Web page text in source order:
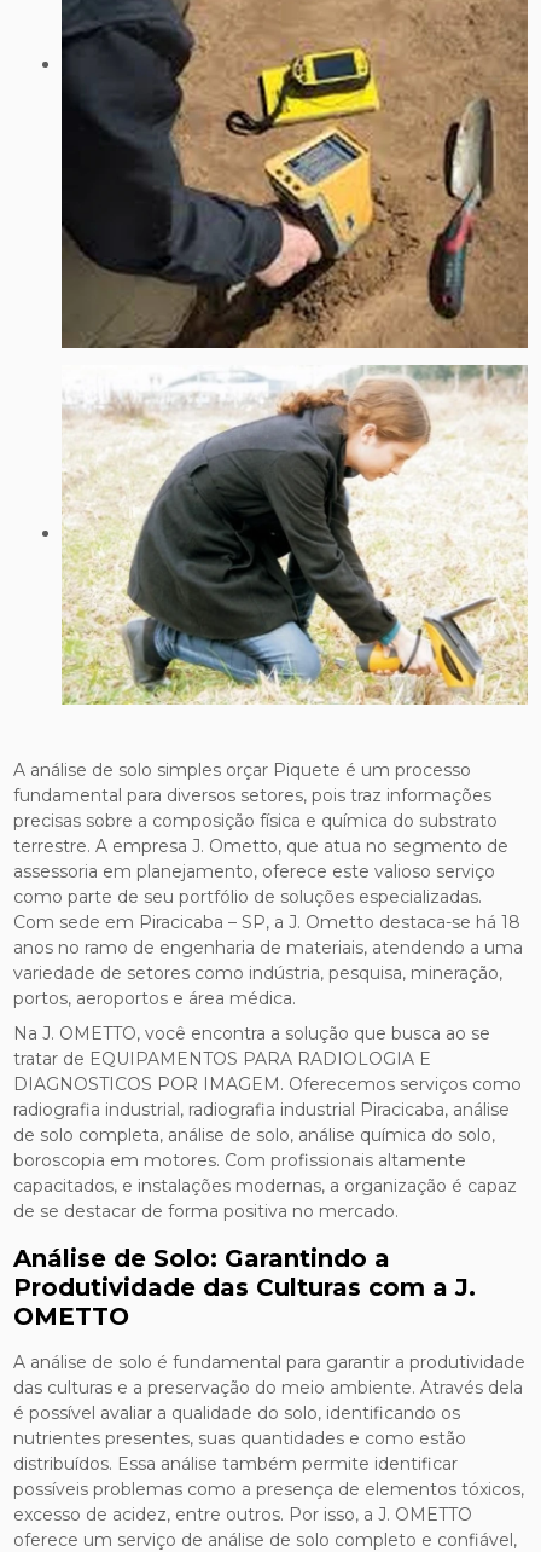
A análise de solo simples orçar Piquete é um processo
fundamental para diversos setores, pois traz informações
precisas sobre a composição física e química do substrato
terrestre. A empresa J. Ometto, que atua no segmento de
assessoria em planejamento, oferece este valioso serviço
como parte de seu portfólio de soluções especializadas.
Com sede em Piracicaba – SP, a J. Ometto destaca-se há 18
anos no ramo de engenharia de materiais, atendendo a uma
variedade de setores como indústria, pesquisa, mineração,
portos, aeroportos e área médica.
Na J. OMETTO, você encontra a solução que busca ao se
tratar de EQUIPAMENTOS PARA RADIOLOGIA E
DIAGNOSTICOS POR IMAGEM. Oferecemos serviços como
radiografia industrial, radiografia industrial Piracicaba, análise
de solo completa, análise de solo, análise química do solo,
boroscopia em motores. Com profissionais altamente
capacitados, e instalações modernas, a organização é capaz
de se destacar de forma positiva no mercado.
Análise de Solo: Garantindo a
Produtividade das Culturas com a J.
OMETTO
A análise de solo é fundamental para garantir a produtividade
das culturas e a preservação do meio ambiente. Através dela
é possível avaliar a qualidade do solo, identificando os
nutrientes presentes, suas quantidades e como estão
distribuídos. Essa análise também permite identificar
possíveis problemas como a presença de elementos tóxicos,
excesso de acidez, entre outros. Por isso, a J. OMETTO
oferece um serviço de análise de solo completo e confiável,